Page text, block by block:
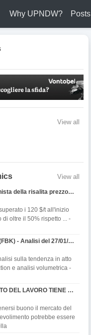
Why UPNDW? Posts
View all
View all
Cina protagonista della risalita prezzo del Ferro
i 120 $/t all'inizio
oltre il 50% rispetto ... -
FinecoBank (FBK) - Analisi del 27/01/2023
sulla tendenza in atto
e analisi volumetrica -
USA: IL MERCATO DEL LAVORO TIENE MA PROMETTE DI AFFIEVOLIRSI CON IL PIL E MINACCIA RECESSIONE.
buono il mercato del
potrebbe essere